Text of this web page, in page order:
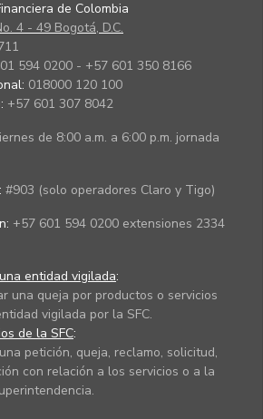
de Colombia
4 - 49 Bogotá, D.C.
594 0200 - +57 601 350 8166
018000 120 100
+57 601 307 8042
de 8:00 a.m. a 6:00 p.m. jornada
#903 (solo operadores Claro y Tigo)
+57 601 594 0200 extensiones 2334
entidad vigilada:
una queja por productos o servicios
vigilada por la SFC.
de la SFC:
petición, queja, reclamo, solicitud,
con relación a los servicios o a la